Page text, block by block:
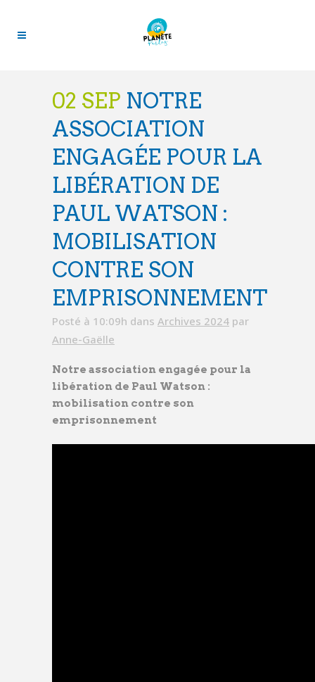
02 SEP NOTRE
ASSOCIATION
ENGAGÉE POUR LA
LIBÉRATION DE
PAUL WATSON :
MOBILISATION
CONTRE SON
EMPRISONNEMENT
Posté à 10:09h dans Archives 2024 par
Anne-Gaëlle
Notre association engagée pour la
libération de Paul Watson :
mobilisation contre son
emprisonnement